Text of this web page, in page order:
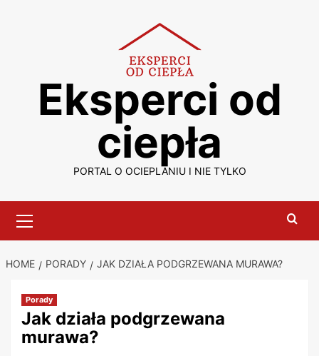
Eksperci od
ciepła
PORTAL O OCIEPLANIU I NIE TYLKO
Menu
HOME PORADY JAK DZIAŁA PODGRZEWANA MURAWA?
Porady
Jak działa podgrzewana
murawa?